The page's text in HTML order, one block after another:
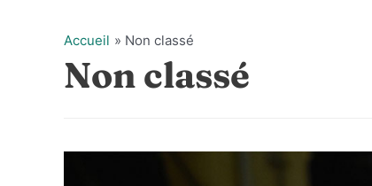
Accueil Non classé
Non classé